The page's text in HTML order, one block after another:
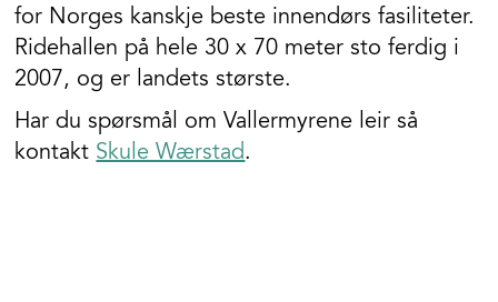
for Norges kanskje beste innendørs fasiliteter.
Ridehallen på hele 30 x 70 meter sto ferdig i
2007, og er landets største.
Har du spørsmål om Vallermyrene leir så
kontakt Skule Wærstad.